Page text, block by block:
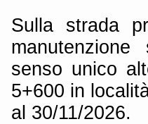
Sulla strada
manutenzione
senso unico
5+600 in
al 30/11/2026.